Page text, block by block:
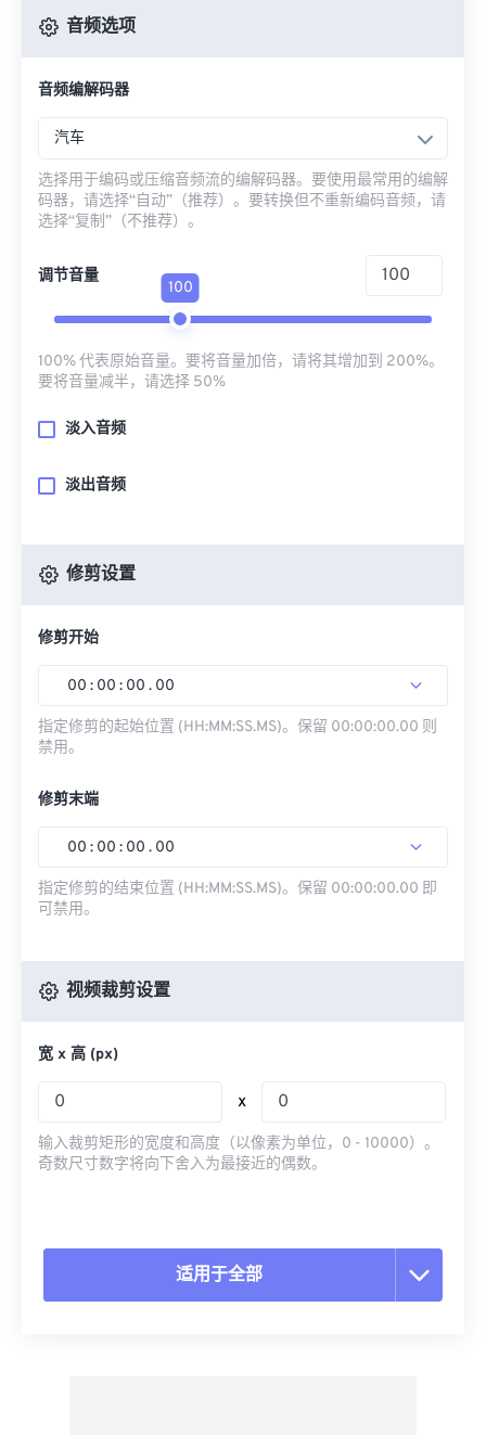
音频选项
音频编解码器
汽车
选择用于编码或压缩音频流的编解码器。要使用最常用的编解
码器，请选择“自动”（推荐）。要转换但不重新编码音频，请
选择“复制”（不推荐）。
调节音量
100
100% 代表原始音量。要将音量加倍，请将其增加到 200%。
要将音量减半，请选择 50%
淡入音频
淡出音频
修剪设置
修剪开始
00 : 00 : 00 . 00
指定修剪的起始位置 (HH:MM:SS.MS)。保留 00:00:00.00 则
禁用。
修剪末端
00 : 00 : 00 . 00
指定修剪的结束位置 (HH:MM:SS.MS)。保留 00:00:00.00 即
可禁用。
视频裁剪设置
宽 x 高 (px)
x
输入裁剪矩形的宽度和高度（以像素为单位，0 - 10000）。
奇数尺寸数字将向下舍入为最接近的偶数。
适用于全部